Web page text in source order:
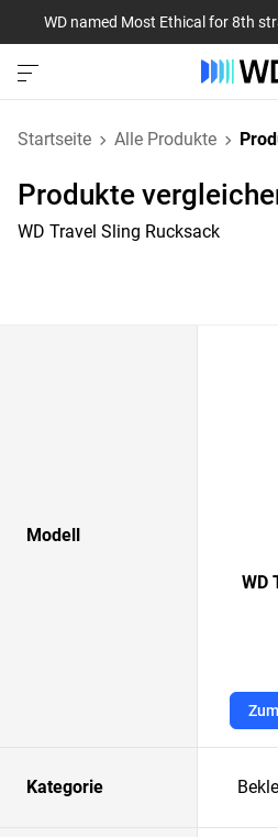
WD named Most Ethical for 8th
Startseite Alle Produkte
Produkte
WD Travel Sling Rucksack
Modell
WD
Kategorie